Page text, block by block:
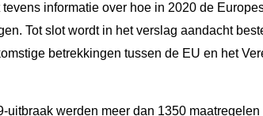
informatie over hoe in 2020 de
Tot slot wordt in het verslag aandacht
betrekkingen tussen de EU en het
uitbraak werden meer dan 1350